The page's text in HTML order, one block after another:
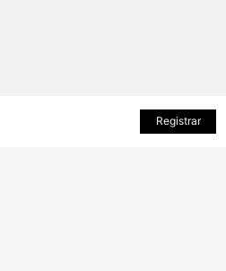
ADICIONAR AO CARRINHORegistrar